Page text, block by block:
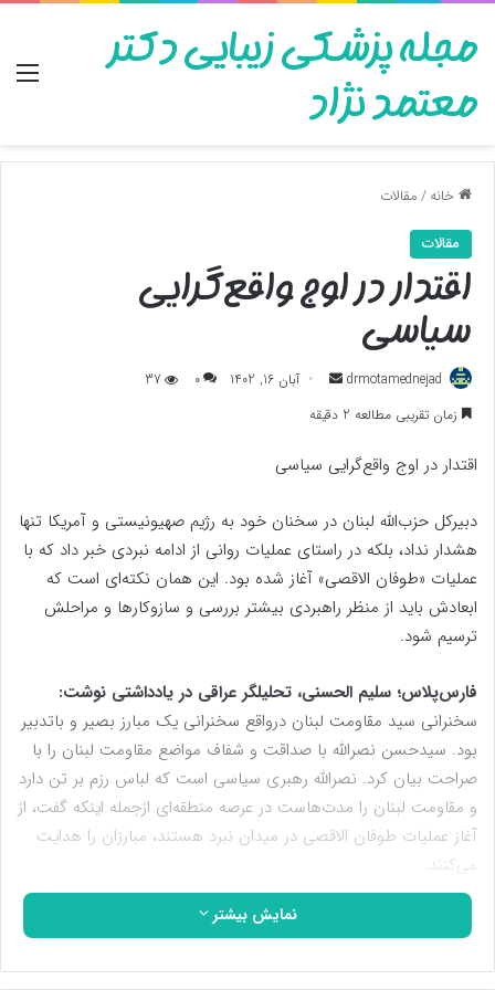
مجله پزشکی زیبایی دکتر
معتمد نژاد
خانه/مقالات
مقالات
اقتدار در اوج واقع‌گرایی
سیاسی
drmotamednejad
ارسال
به
آبان 16, 1402 0
37
زمان تقریبی مطالعه 2 دقیقه
اقتدار در اوج واقع‌گرایی سیاسی
دبیرکل حزب‌الله لبنان در سخنان خود به رژیم صهیونیستی و آمریکا تنها
هشدار نداد، بلکه در راستای عملیات روانی از ادامه نبردی خبر داد که با
عملیات «طوفان الاقصی» آغاز شده بود. این همان نکته‌ای است که
ابعادش باید از منظر راهبردی بیشتر بررسی و سازوکارها و مراحلش
ترسیم شود.
فارس‌پلاس؛ سلیم الحسنی، تحلیلگر عراقی در یادداشتی نوشت:
سخنرانی سید مقاومت لبنان درواقع سخنرانی یک مبارز بصیر و باتدبیر
بود. سیدحسن نصرالله با صداقت و شفاف مواضع مقاومت لبنان را با
صراحت بیان کرد. نصرالله رهبری سیاسی است که لباس رزم بر تن دارد
و مقاومت لبنان را مدت‌هاست در عرصه منطقه‌ای ازجمله اینکه گفت، از
آغاز عملیات طوفان الاقصی در میدان نبرد هستند، مبارزان را هدایت
می‌کنند.
سید مقاومت لبنان در موضوع فلسطین هیچ گونه بی‌طرفی از خود
که مقابله با صهیونیست‌ها را آرمان خود می‌داند و خود را مقابل آن
نمایش بیشتر